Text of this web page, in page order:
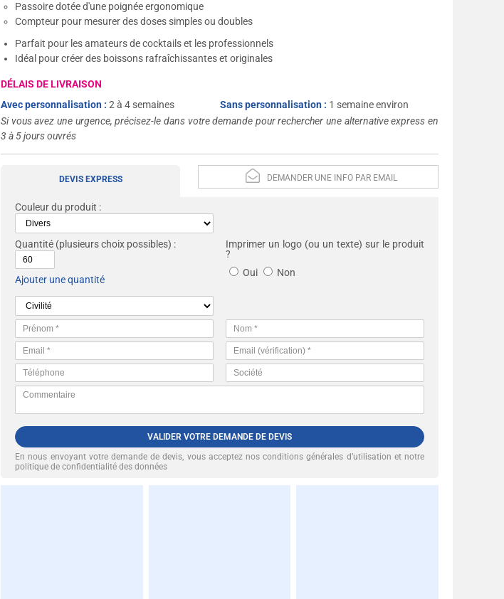
Passoire dotée d'une poignée ergonomique
Compteur pour mesurer des doses simples ou doubles
Parfait pour les amateurs de cocktails et les professionnels
Idéal pour créer des boissons rafraîchissantes et originales
DÉLAIS DE LIVRAISON
Avec personnalisation :2 à 4 semaines Sans personnalisation : 1 semaine environ
Si vous avez une urgence, précisez-le dans votre demande pour rechercher une alternative express en
3 à 5 jours ouvrés
DEMANDER UNE INFO PAR EMAIL
DEVIS EXPRESS
Couleur du produit :
Quantité (plusieurs choix possibles) :
Ajouter une quantité
Imprimer un logo (ou un texte) sur le produit
?
Oui
Non
VALIDER VOTRE DEMANDE DE DEVIS
En nous envoyant votre demande de devis, vous acceptez nosconditions générales d’utilisation et notre
politique de confidentialité des données